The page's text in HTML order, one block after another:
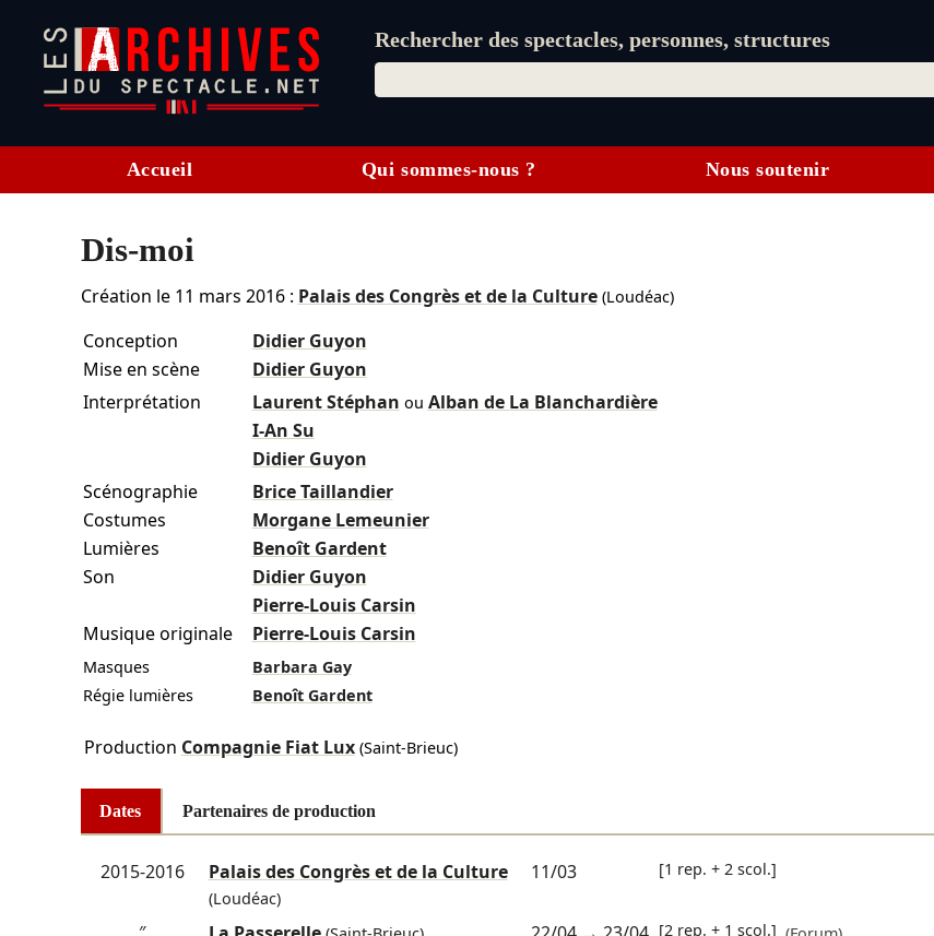
Rechercher des spectacles, personnes, structures
Accueil Qui sommes-nous ? Nous soutenir
Dis-moi
Création le 11 mars 2016: Palais des Congrès et de la Culture(Loudéac)
Conception
Didier Guyon
Mise en scène
Didier Guyon
Interprétation
Laurent Stéphan ou Alban de La Blanchardière
I-An Su
Didier Guyon
Scénographie
Brice Taillandier
Costumes
Morgane Lemeunier
Lumières
Benoît Gardent
Son
Didier Guyon
Pierre-Louis Carsin
Musique originale
Pierre-Louis Carsin
Masques
Barbara Gay
Régie lumières
Benoît Gardent
Production Compagnie Fiat Lux(Saint-Brieuc)
Dates Partenaires de production
2015-2016 Palais des Congrès et de la Culture
(Loudéac)
11/03 [1 rep. + 2 scol.]
[2 rep. + 1 scol.]